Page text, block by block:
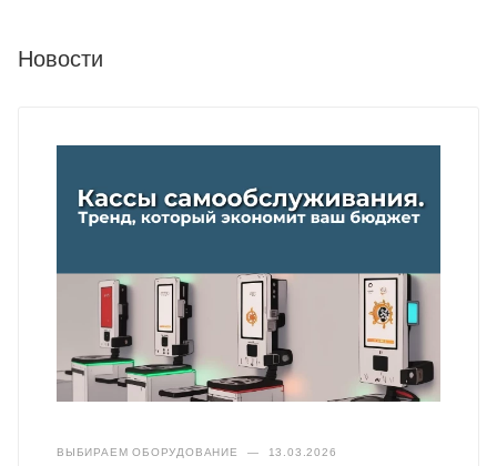
Новости
ВЫБИРАЕМ ОБОРУДОВАНИЕ — 13.03.2026